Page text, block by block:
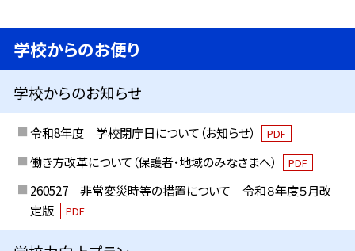
学校からのお便り
学校からのお知らせ
令和8年度 学校閉庁日について（お知らせ） PDF
働き方改革について（保護者・地域のみなさまへ） PDF
260527 非常変災時等の措置について 令和８年度５月改
定版
PDF